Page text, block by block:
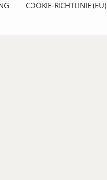
COOKIE-RICHTLINIE (EU)